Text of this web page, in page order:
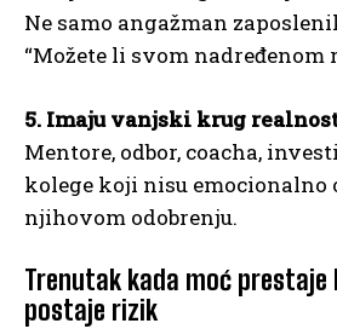
Ne samo angažman
“Možete li svom nadređenom
5. Imaju vanjski krug
Mentore, odbor, coacha,
kolege koji nisu emocionalno
njihovom odobrenju.
Trenutak kada moć
postaje rizik